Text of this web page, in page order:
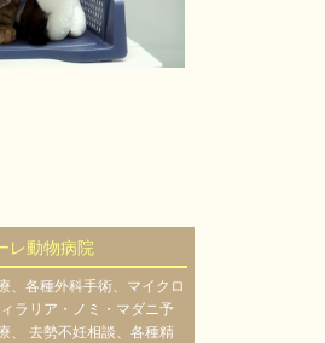
レ動物病院
、各種外科手術、マイクロ
ラリア・ノミ・マダニ予
、 去勢不妊相談、各種精